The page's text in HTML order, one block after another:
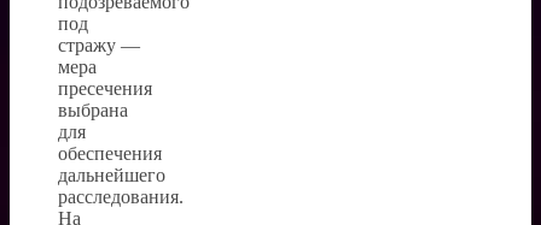
под
стражу —
мера
пресечения
выбрана
для
обеспечения
дальнейшего
расследования.
На